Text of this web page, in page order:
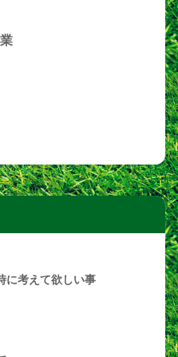
に考えて欲しい事